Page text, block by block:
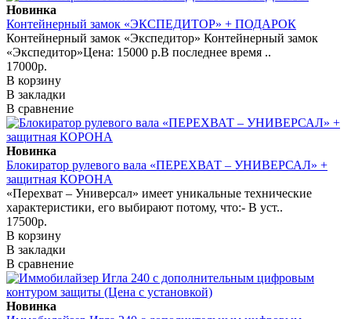
Новинка
Контейнерный замок «ЭКСПЕДИТОР» + ПОДАРОК
Контейнерный замок «Экспедитор» Контейнерный замок
«Экспедитор»Цена: 15000 р.В последнее время ..
17000р.
В корзину
В закладки
В сравнение
Новинка
Блокиратор рулевого вала «ПЕРЕХВАТ – УНИВЕРСАЛ» +
защитная КОРОНА
«Перехват – Универсал» имеет уникальные технические
характеристики, его выбирают потому, что:- В уст..
17500р.
В корзину
В закладки
В сравнение
Новинка